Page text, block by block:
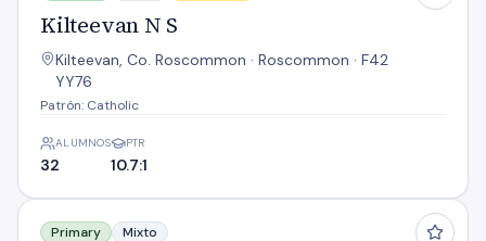
Kilteevan N S
Kilteevan, Co. Roscommon · Roscommon · F42
YY76
Patrón: Catholic
ALUMNOS
32
PTR
10.7:1
Lecarrow Community National School
Primary Mixto